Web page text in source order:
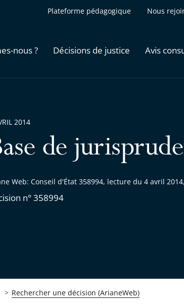
Plateforme pédagogique Nous
nous ? Décisions de justice Avis
de
Web: Conseil d'État 358994, lecture du 4 avril 2014,
n° 358994
2014
Rechercher une décision (ArianeWeb)